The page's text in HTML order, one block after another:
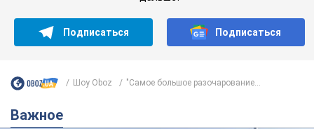
Подписаться Подписаться
Шоу Oboz "Самое большое разочарование...
Важное